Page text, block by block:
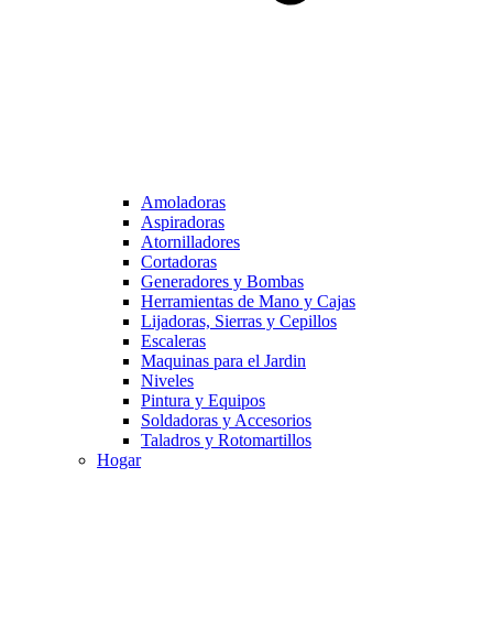
Amoladoras
Aspiradoras
Atornilladores
Cortadoras
Generadores y Bombas
Herramientas de Mano y Cajas
Lijadoras, Sierras y Cepillos
Escaleras
Maquinas para el Jardin
Niveles
Pintura y Equipos
Soldadoras y Accesorios
Taladros y Rotomartillos
Hogar